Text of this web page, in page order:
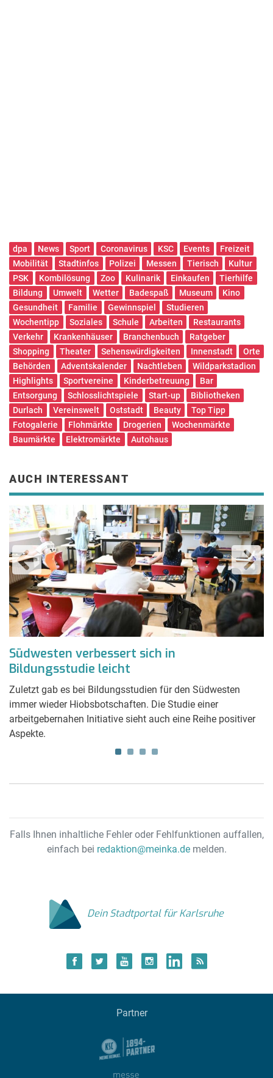
dpa News Sport Coronavirus KSC Events
Freizeit
Mobilität
Stadtinfos Polizei Messen Tierisch
Kultur
PSK
Kombilösung Zoo Kulinarik Einkaufen
Tierhilfe
Bildung
Umwelt Wetter Badespaß Museum
Kino
Gesundheit
Familie Gewinnspiel
Studieren
Wochentipp
Soziales Schule Arbeiten
Restaurants
Verkehr
Krankenhäuser Branchenbuch
Ratgeber
Shopping
Theater Sehenswürdigkeiten Innenstadt
Orte
Behörden
Adventskalender Nachtleben
Wildparkstadion
Highlights
Sportvereine Kinderbetreuung
Bar
Entsorgung
Schlosslichtspiele Start-up
Bibliotheken
Durlach
Vereinswelt Oststadt Beauty
Top Tipp
Fotogalerie
Flohmärkte Drogerien
Wochenmärkte
Baumärkte
Elektromärkte Autohaus
AUCH INTERESSANT
Südwesten verbessert sich in
Bildungsstudie leicht
Zuletzt gab es bei Bildungsstudien für den Südwesten
immer wieder Hiobsbotschaften. Die Studie einer
arbeitgebernahen Initiative sieht auch eine Reihe positiver
Aspekte.
Falls Ihnen inhaltliche Fehler oder Fehlfunktionen auffallen,
einfach bei redaktion@meinka.demelden.
Dein Stadtportal für Karlsruhe
Partner